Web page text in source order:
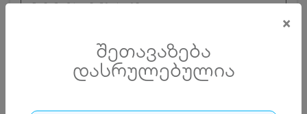
×
შეთავაზება
დასრულებულია
ნომერი 2 სტუმარზე საუზმით